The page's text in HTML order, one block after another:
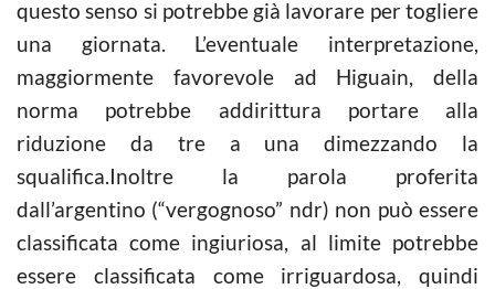
questo senso si potrebbe già lavorare per togliere
una giornata. L’eventuale interpretazione,
maggiormente favorevole ad Higuain, della
norma potrebbe addirittura portare alla
riduzione da tre a una dimezzando la
squalifica.Inoltre la parola proferita
dall’argentino (“vergognoso” ndr) non può essere
classificata come ingiuriosa, al limite potrebbe
essere classificata come irriguardosa, quindi